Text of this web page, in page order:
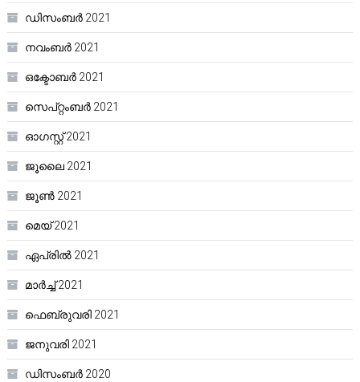
ഡിസംബർ 2021
നവംബർ 2021
ഒക്ടോബർ 2021
സെപ്റ്റംബർ 2021
ഓഗസ്റ്റ്‌ 2021
ജൂലൈ 2021
ജൂൺ 2021
മെയ്‌ 2021
ഏപ്രിൽ 2021
മാർച്ച്‌ 2021
ഫെബ്രുവരി 2021
ജനുവരി 2021
ഡിസംബർ 2020